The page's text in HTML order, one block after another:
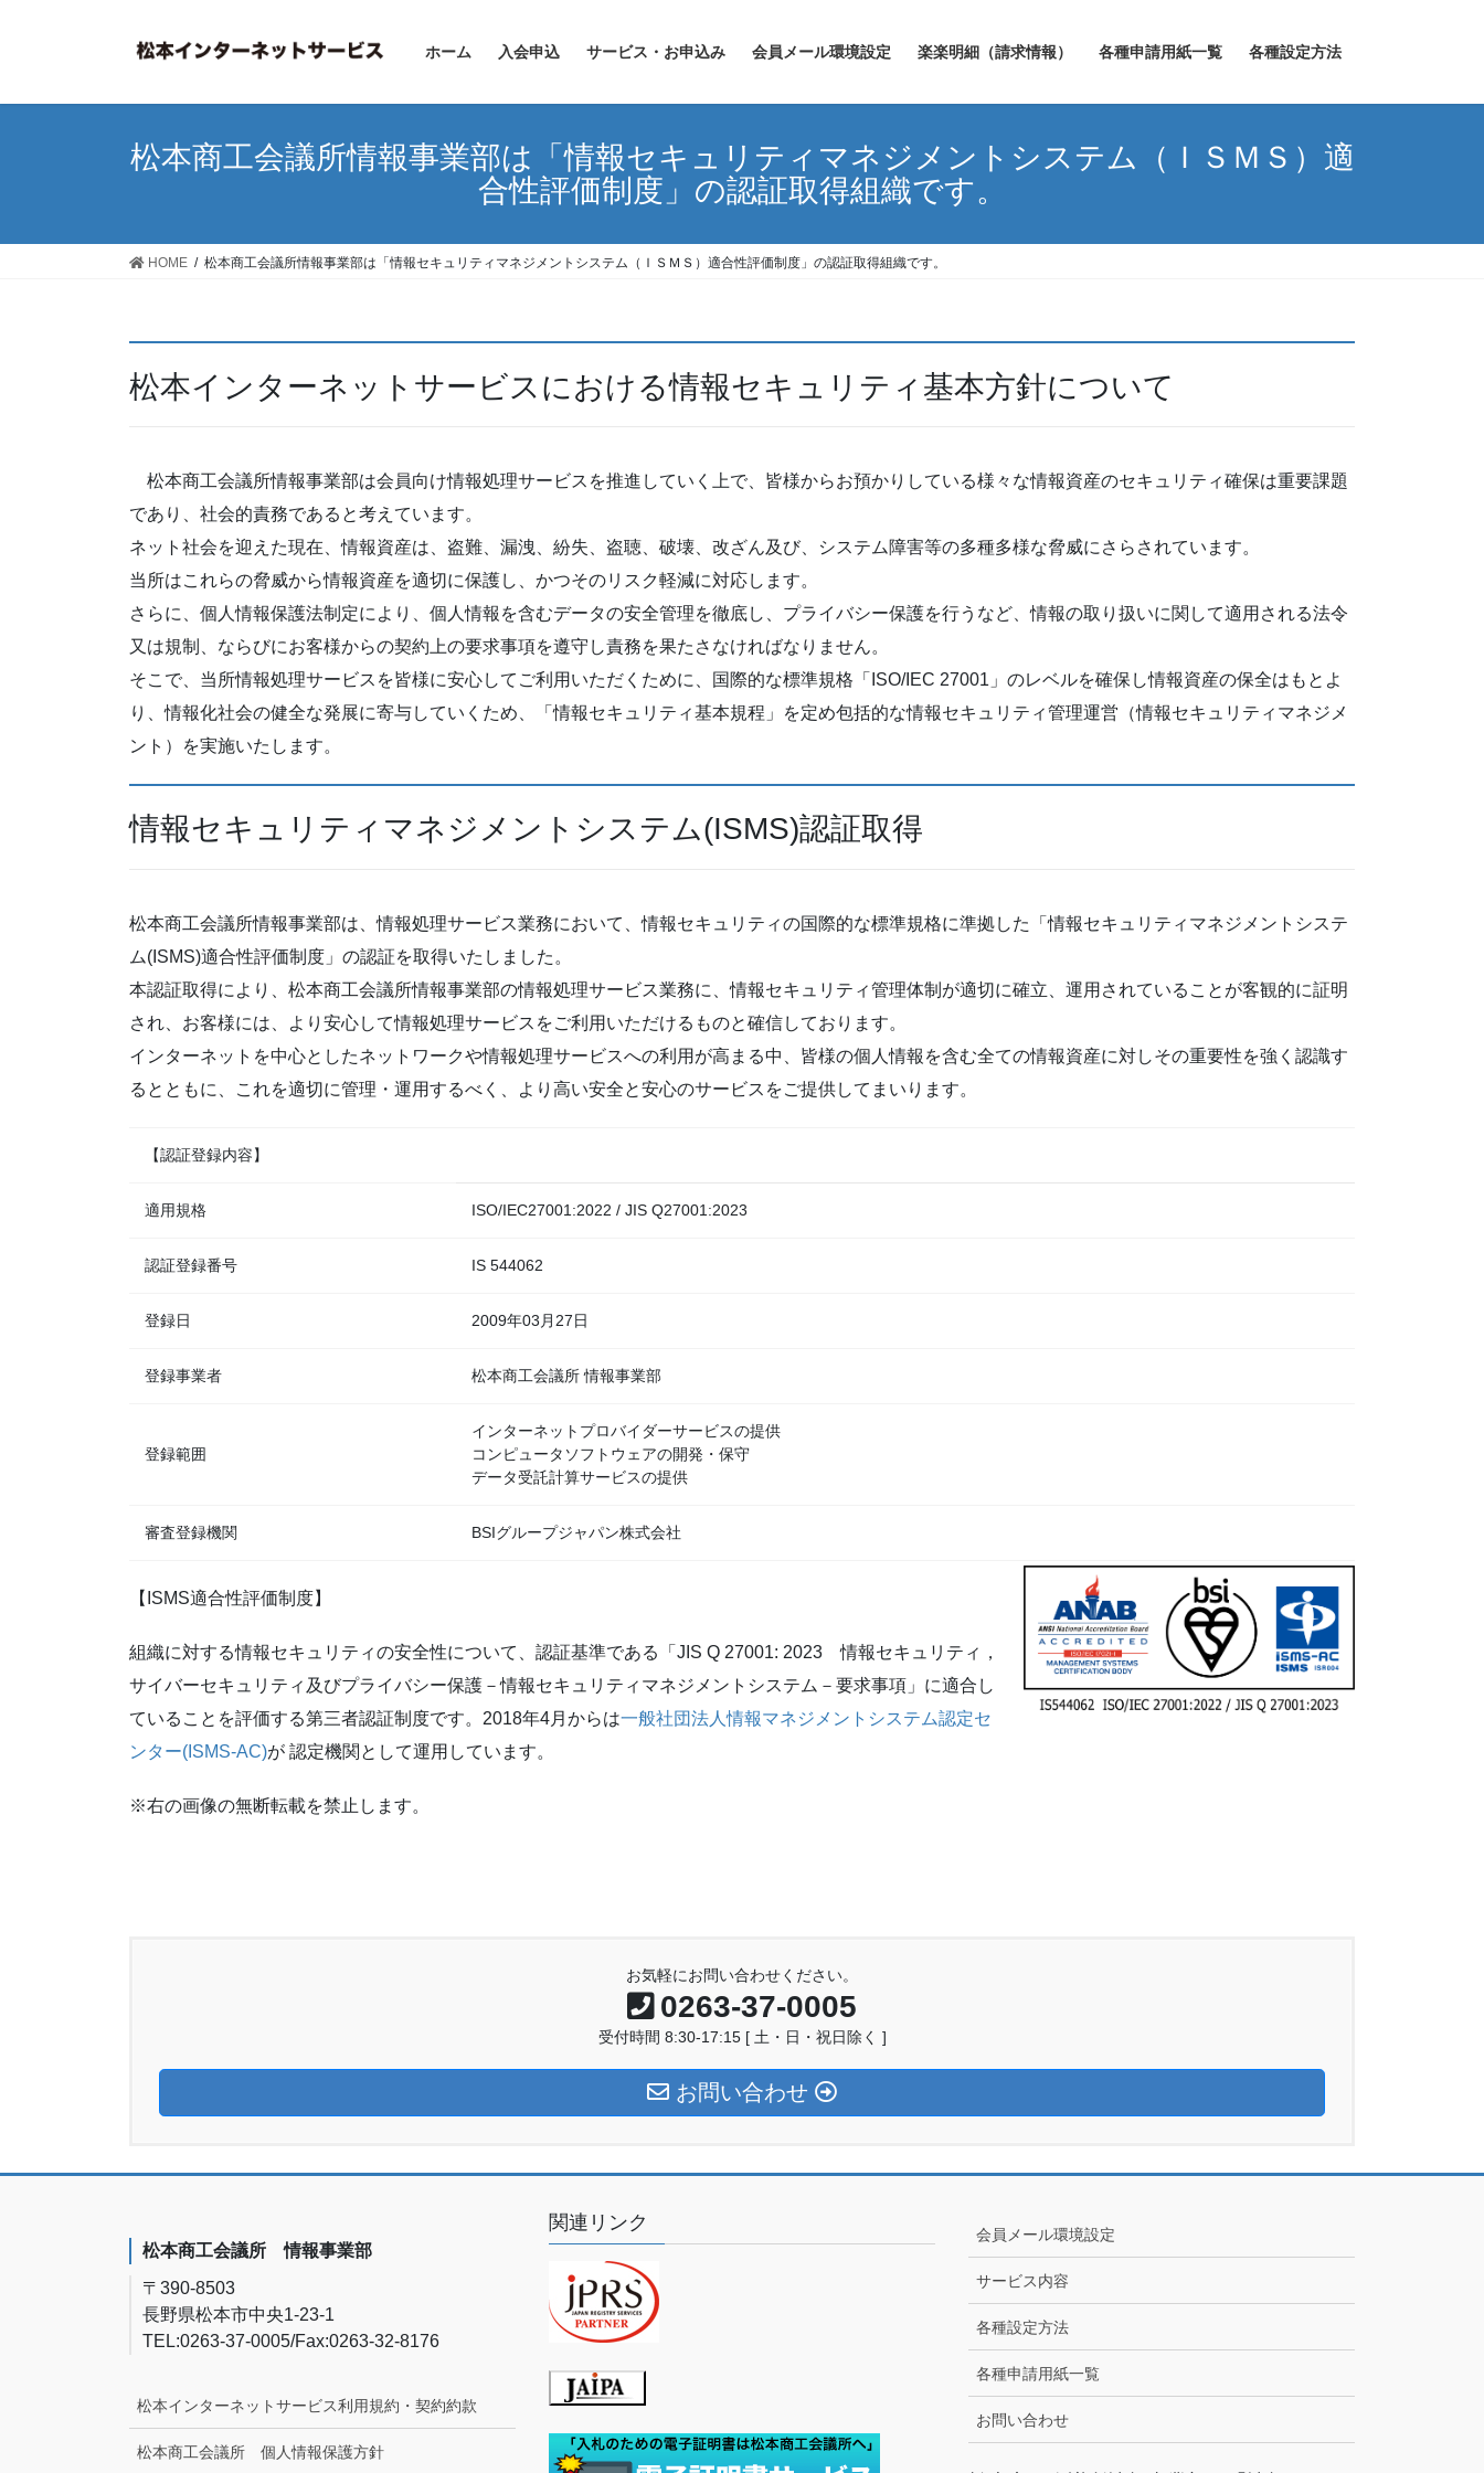
プ
動
ホーム 入会申込 サービス・お申込み 会員メール環境設定 楽楽明細（請求情報） 各種申請用紙一覧 各種設定方法
松本商工会議所情報事業部は「情報セキュリティマネジメントシステム（ＩＳＭＳ）適
合性評価制度」の認証取得組織です。
HOME 松本商工会議所情報事業部は「情報セキュリティマネジメントシステム（ＩＳＭＳ）適合性評価制度」の認証取得組織です。
松本インターネットサービスにおける情報セキュリティ基本方針について
松本商工会議所情報事業部は会員向け情報処理サービスを推進していく上で、皆様からお預かりしている様々な情報資産のセキュリティ確保は重要課題
であり、社会的責務であると考えています。
ネット社会を迎えた現在、情報資産は、盗難、漏洩、紛失、盗聴、破壊、改ざん及び、システム障害等の多種多様な脅威にさらされています。
当所はこれらの脅威から情報資産を適切に保護し、かつそのリスク軽減に対応します。
さらに、個人情報保護法制定により、個人情報を含むデータの安全管理を徹底し、プライバシー保護を行うなど、情報の取り扱いに関して適用される法令
又は規制、ならびにお客様からの契約上の要求事項を遵守し責務を果たさなければなりません。
そこで、当所情報処理サービスを皆様に安心してご利用いただくために、国際的な標準規格「ISO/IEC 27001」のレベルを確保し情報資産の保全はもとよ
り、情報化社会の健全な発展に寄与していくため、「情報セキュリティ基本規程」を定め包括的な情報セキュリティ管理運営（情報セキュリティマネジメ
ント）を実施いたします。
情報セキュリティマネジメントシステム(ISMS)認証取得
松本商工会議所情報事業部は、情報処理サービス業務において、情報セキュリティの国際的な標準規格に準拠した「情報セキュリティマネジメントシステ
ム(ISMS)適合性評価制度」の認証を取得いたしました。
本認証取得により、松本商工会議所情報事業部の情報処理サービス業務に、情報セキュリティ管理体制が適切に確立、運用されていることが客観的に証明
され、お客様には、より安心して情報処理サービスをご利用いただけるものと確信しております。
インターネットを中心としたネットワークや情報処理サービスへの利用が高まる中、皆様の個人情報を含む全ての情報資産に対しその重要性を強く認識す
るとともに、これを適切に管理・運用するべく、より高い安全と安心のサービスをご提供してまいります。
【認証登録内容】
適用規格 ISO/IEC27001:2022 / JIS Q27001:2023
認証登録番号 IS 544062
登録日 2009年03月27日
登録事業者 松本商工会議所 情報事業部
登録範囲
インターネットプロバイダーサービスの提供
コンピュータソフトウェアの開発・保守
データ受託計算サービスの提供
審査登録機関 BSIグループジャパン株式会社
【ISMS適合性評価制度】
組織に対する情報セキュリティの安全性について、認証基準である「JIS Q 27001: 2023 情報セキュリティ，
サイバーセキュリティ及びプライバシー保護－情報セキュリティマネジメントシステム－要求事項」に適合し
ていることを評価する第三者認証制度です。2018年4月からは一般社団法人情報マネジメントシステム認定セ
ンター(ISMS-AC)が 認定機関として運用しています。
※右の画像の無断転載を禁止します。
お気軽にお問い合わせください。
0263-37-0005
受付時間 8:30-17:15 [ 土・日・祝日除く ]
お問い合わせ
松本商工会議所 情報事業部
〒390-8503
長野県松本市中央1-23-1
TEL:0263-37-0005/Fax:0263-32-8176
松本インターネットサービス利用規約・契約約款
松本商工会議所 個人情報保護方針
関連リンク
会員メール環境設定
サービス内容
各種設定方法
各種申請用紙一覧
お問い合わせ